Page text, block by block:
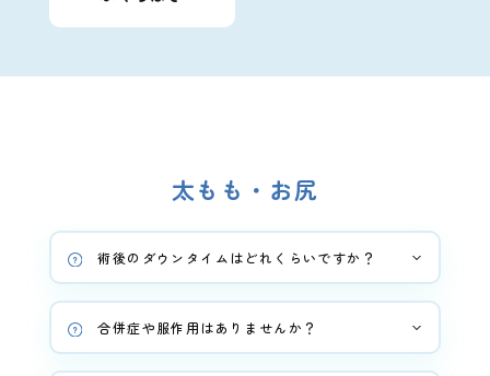
太もも・お尻
術後のダウンタイムはどれくらいですか？
合併症や服作用はありませんか？